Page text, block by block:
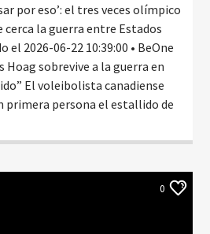
por eso’: el tres veces olímpico
cerca la guerra entre Estados
el 2026-06-22 10:39:00 • BeOne
Hoag sobrevive a la guerra en
El voleibolista canadiense
primera persona el estallido de
0